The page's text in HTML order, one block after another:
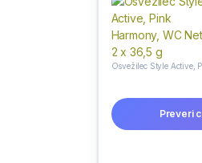
Preveri